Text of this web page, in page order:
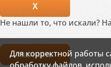
Для корректной работы
X
Не нашли то, что искали?
Написать